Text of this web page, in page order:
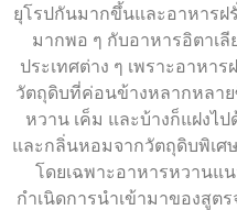
ยุโรปกันมากขึ้นและอาหารฝ
มากพอ ๆ กับอาหารอิตาเลี
ประเทศต่าง ๆ เพราะอาหา
วัตถุดิบที่ค่อนข้างหลากหลา
หวาน เค็ม และบ้างก็แฝงไ
และกลิ่นหอมจากวัตถุดิบพิเศ
โดยเฉพาะอาหารหวานแ
กำเนิดการนำเข้ามาของสูต